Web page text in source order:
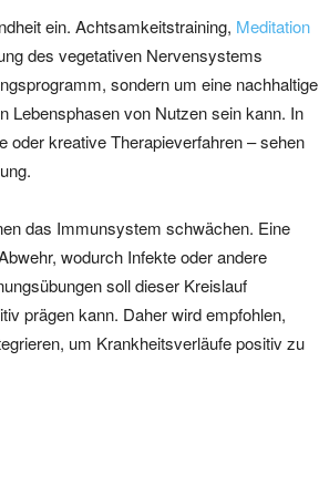
ein. Achtsamkeitstraining, Meditation
des vegetativen Nervensystems
sondern um eine nachhaltige
Lebensphasen von Nutzen sein kann. In
oder kreative Therapieverfahren – sehen
das Immunsystem schwächen. Eine
wodurch Infekte oder andere
soll dieser Kreislauf
prägen kann. Daher wird empfohlen,
um Krankheitsverläufe positiv zu